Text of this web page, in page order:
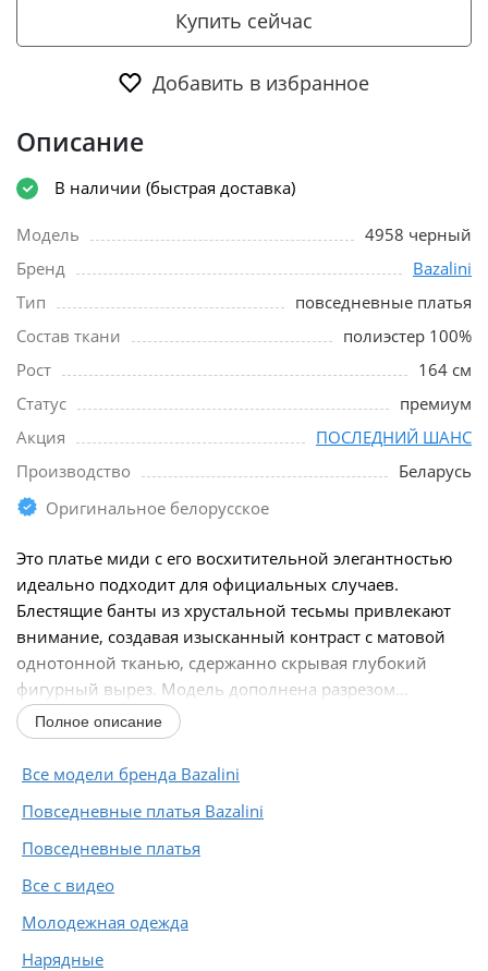
Купить сейчас
Добавить в избранное
Описание
В наличии (быстрая доставка)
Модель
4958 черный
Бренд
Bazalini
Тип
повседневные платья
Состав ткани
полиэстер 100%
Рост
164 см
Статус
премиум
Акция
ПОСЛЕДНИЙ ШАНС
Производство
Беларусь
Оригинальное белорусское
Это платье миди с его восхитительной элегантностью
идеально подходит для официальных случаев.
Блестящие банты из хрустальной тесьмы привлекают
внимание, создавая изысканный контраст с матовой
однотонной тканью, сдержанно скрывая глубокий
фигурный вырез. Модель дополнена разрезом...
Полное описание
Все модели бренда Bazalini
Повседневные платья Bazalini
Повседневные платья
Все с видео
Молодежная одежда
Нарядные